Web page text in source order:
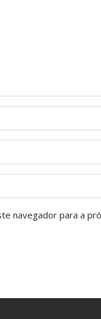
navegador para a